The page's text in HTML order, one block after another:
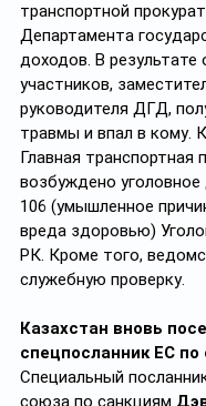
транспортной
Департамента
доходов. В результате
участников,
руководителя ДГД,
травмы и впал в кому.
Главная транспортная
возбуждено
106 (умышленное
вреда здоровью)
РК. Кроме того,
служебную проверку.
Казахстан вновь
спецпосланник ЕС по
Специальный
союза по санкциям